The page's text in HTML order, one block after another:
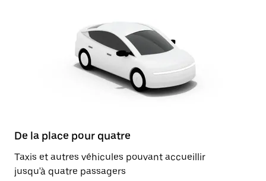
De la place pour quatre
Taxis et autres véhicules pouvant accueillir
jusqu'à quatre passagers